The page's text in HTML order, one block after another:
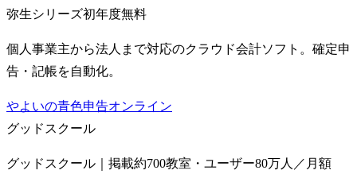
弥生シリーズ初年度無料
個人事業主から法人まで対応のクラウド会計ソフト。確定申
告・記帳を自動化。
やよいの青色申告オンライン
グッドスクール
グッドスクール｜掲載約700教室・ユーザー80万人／月額